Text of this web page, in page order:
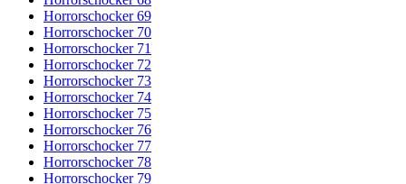
Horrorschocker 69
Horrorschocker 70
Horrorschocker 71
Horrorschocker 72
Horrorschocker 73
Horrorschocker 74
Horrorschocker 75
Horrorschocker 76
Horrorschocker 77
Horrorschocker 78
Horrorschocker 79